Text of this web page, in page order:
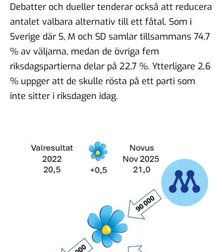
Debatter och dueller tenderar också att reducera
antalet valbara alternativ till ett fåtal. Som i
Sverige där S, M och SD samlar tillsammans 74,7
% av väljarna, medan de övriga fem
riksdagspartierna delar på 22,7 %. Ytterligare 2,6
% uppger att de skulle rösta på ett parti som
inte sitter i riksdagen idag.